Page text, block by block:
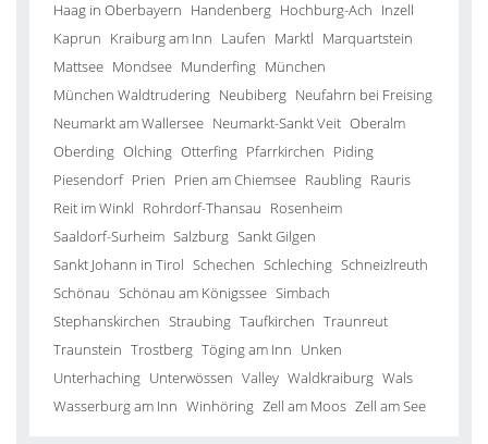
Haag in Oberbayern Handenberg Hochburg-Ach Inzell
Kaprun Kraiburg am Inn Laufen Marktl Marquartstein
Mattsee Mondsee Munderfing München
München Waldtrudering Neubiberg Neufahrn bei Freising
Neumarkt am Wallersee Neumarkt-Sankt Veit Oberalm
Oberding Olching Otterfing Pfarrkirchen Piding
Piesendorf Prien Prien am Chiemsee Raubling Rauris
Reit im Winkl Rohrdorf-Thansau Rosenheim
Saaldorf-Surheim Salzburg Sankt Gilgen
Sankt Johann in Tirol Schechen Schleching Schneizlreuth
Schönau Schönau am Königssee Simbach
Stephanskirchen Straubing Taufkirchen Traunreut
Traunstein Trostberg Töging am Inn Unken
Unterhaching Unterwössen Valley Waldkraiburg Wals
Wasserburg am Inn Winhöring Zell am Moos Zell am See